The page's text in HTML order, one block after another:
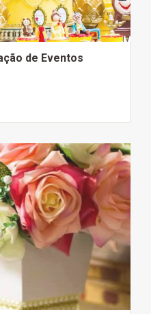
de Eventos